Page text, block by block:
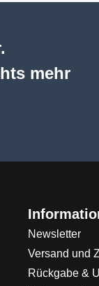
mehr
Newsletter
Versand und
Rückgabe &